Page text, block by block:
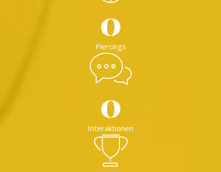
0
Piercings
0
Interaktionen